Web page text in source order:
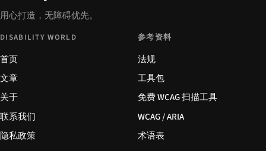
用心打造，无障碍优先。
DISABILITY WORLD
首页
文章
关于
联系我们
隐私政策
参考资料
法规
工具包
免费 WCAG 扫描工具
WCAG / ARIA
术语表